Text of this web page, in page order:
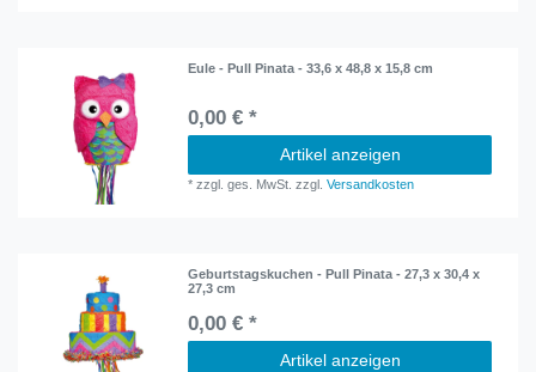
Eule - Pull Pinata - 33,6 x 48,8 x 15,8 cm
0,00 € *
Artikel anzeigen
*zzgl. ges. MwSt. zzgl.Versandkosten
Geburtstagskuchen - Pull Pinata - 27,3 x 30,4 x
27,3 cm
0,00 € *
Artikel anzeigen